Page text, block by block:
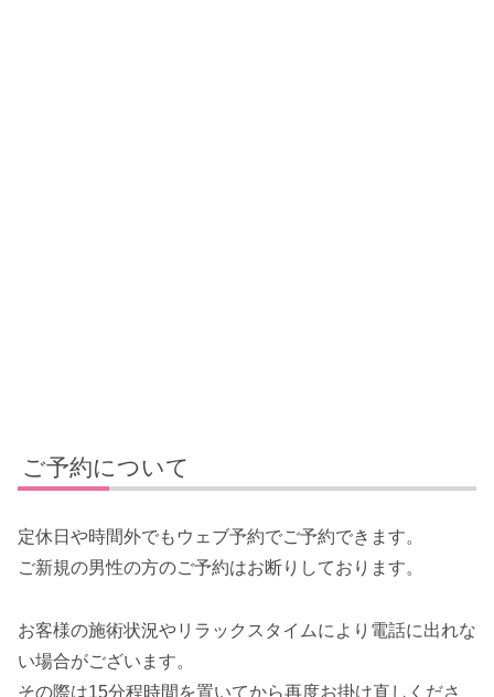
ご予約について
定休日や時間外でもウェブ予約でご予約できます。
ご新規の男性の方のご予約はお断りしております。
お客様の施術状況やリラックスタイムにより電話に出れな
い場合がございます。
その際は15分程時間を置いてから再度お掛け直しくださ